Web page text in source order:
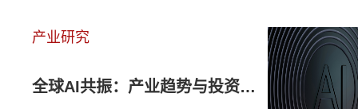
产业研究
全球AI共振：产业趋势与投资逻辑再梳理